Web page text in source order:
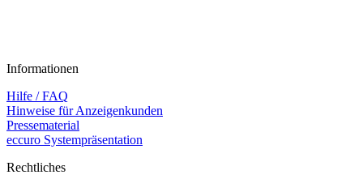
Informationen
Hilfe / FAQ
Hinweise für Anzeigenkunden
Pressematerial
eccuro Systempräsentation
Rechtliches